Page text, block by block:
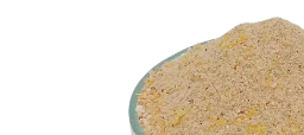
German
Italian
Spanish